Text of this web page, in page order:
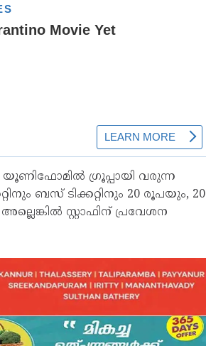
ഗ്രൂപ്പായി വരുന്ന
ബസ് ടിക്കറ്റിനും 20 രൂപയും, 20
സ്റ്റാഫിന് പ്രവേശന